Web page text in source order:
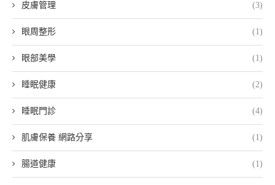
皮膚管理 (3)
眼周整形 (1)
眼部美學 (1)
睡眠健康 (2)
睡眠門診 (4)
肌膚保養 網路分享 (1)
腸道健康 (1)